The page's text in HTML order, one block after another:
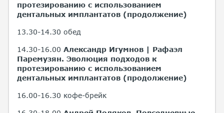
протезированию с использованием
дентальных имплантатов (продолжение)
13.30-14.30 обед
14.30-16.00 Александр Игумнов | Рафаэл
Паремузян. Эволюция подходов к
протезированию с использованием
дентальных имплантатов (продолжение)
16.00-16.30 кофе-брейк